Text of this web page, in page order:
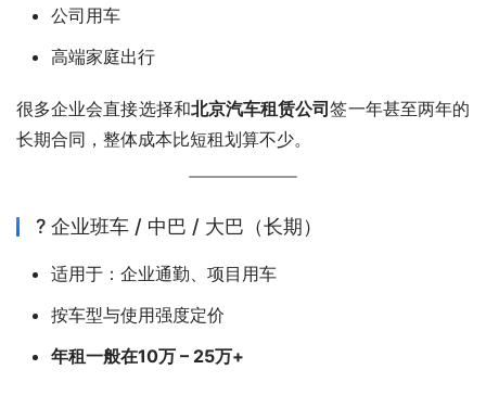
公司用车
高端家庭出行
很多企业会直接选择和北京汽车租赁公司签一年甚至两年的
长期合同，整体成本比短租划算不少。
? 企业班车 / 中巴 / 大巴（长期）
适用于：企业通勤、项目用车
按车型与使用强度定价
年租一般在10万 – 25万+